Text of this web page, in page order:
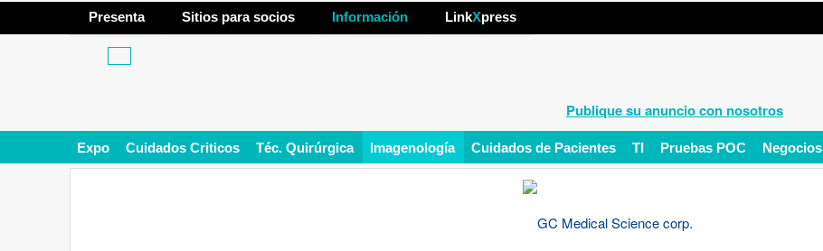
Presenta Sitios para socios Información LinkXpress
Publique su anuncio con nosotros
Expo Cuidados Criticos Téc. Quirúrgica Imagenología Cuidados de Pacientes TI Pruebas POC Negocios